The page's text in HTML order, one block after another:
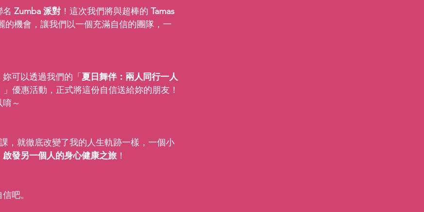
Zumba 派對 ！這次我們將與超棒的 Tamas
的機會，讓我們以一個充滿自信的團隊，一
可以透過我們的「 夏日舞伴：兩人同行一人
」優惠活動，正式將這份自信送給妳的朋友！
～
，就徹底改變了我的人生軌跡一樣，一個小
啟發另一個人的身心健康之旅 ！
吧。